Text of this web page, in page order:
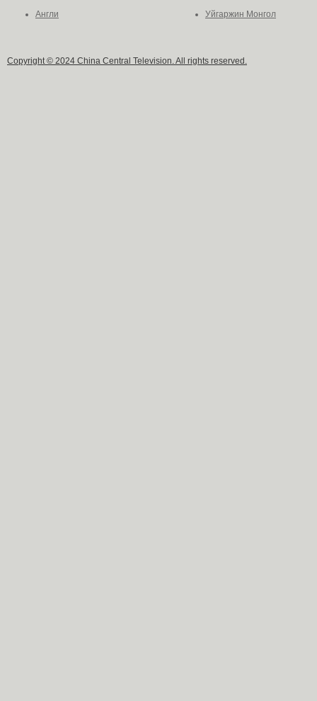
Англи Уйгаржин Монгол
Copyright © 2024 China Central Television. All rights reserved.